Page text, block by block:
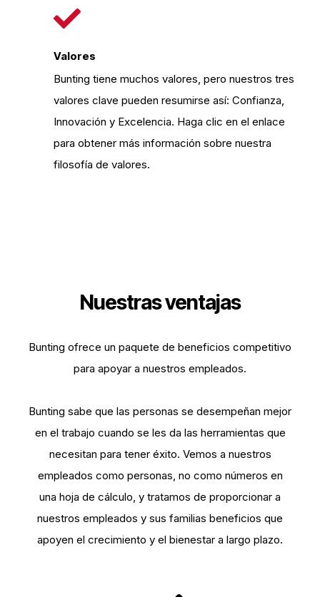
Valores
Bunting tiene muchos valores, pero nuestros tres
valores clave pueden resumirse así: Confianza,
Innovación y Excelencia. Haga clic en el enlace
para obtener más información sobre nuestra
filosofía de valores.
Nuestras ventajas
Bunting ofrece un paquete de beneficios competitivo
para apoyar a nuestros empleados.
Bunting sabe que las personas se desempeñan mejor
en el trabajo cuando se les da las herramientas que
necesitan para tener éxito. Vemos a nuestros
empleados como personas, no como números en
una hoja de cálculo, y tratamos de proporcionar a
nuestros empleados y sus familias beneficios que
apoyen el crecimiento y el bienestar a largo plazo.